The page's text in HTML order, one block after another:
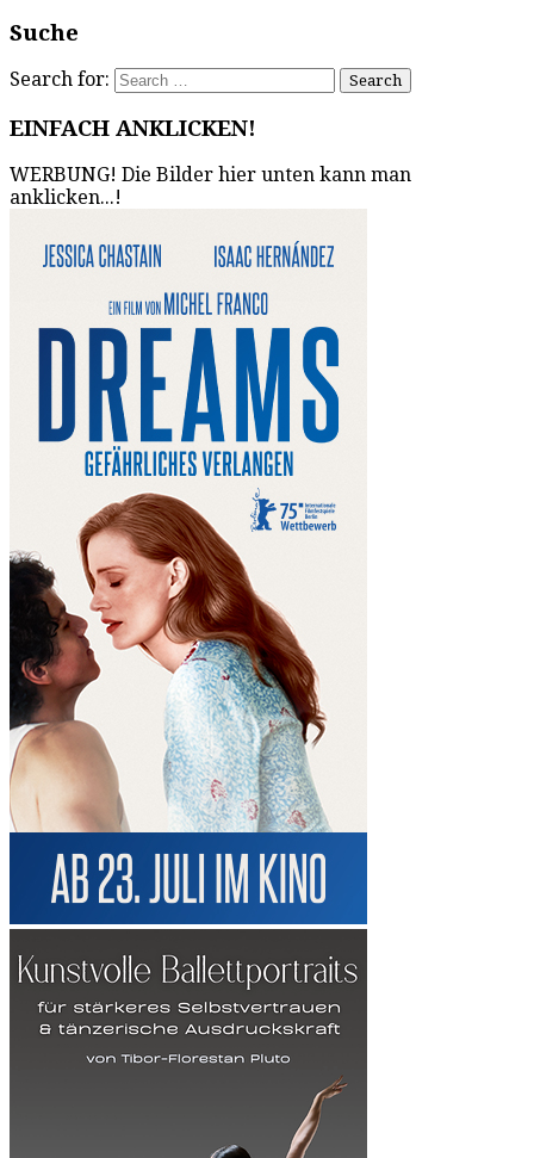
Suche
Search for:
EINFACH ANKLICKEN!
WERBUNG! Die Bilder hier unten kann man
anklicken...!